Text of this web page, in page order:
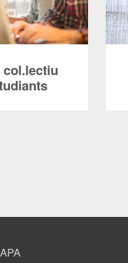
Universitària de
Superior